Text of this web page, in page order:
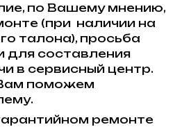
по Вашему мнению,
(при наличии на
талона), просьба
для составления
в сервисный центр.
поможем
ремонте